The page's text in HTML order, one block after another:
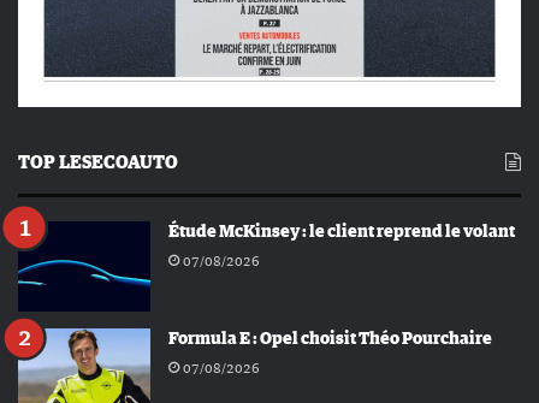
TOP LESECOAUTO
Étude McKinsey : le client reprend le volant
07/08/2026
Formula E : Opel choisit Théo Pourchaire
07/08/2026